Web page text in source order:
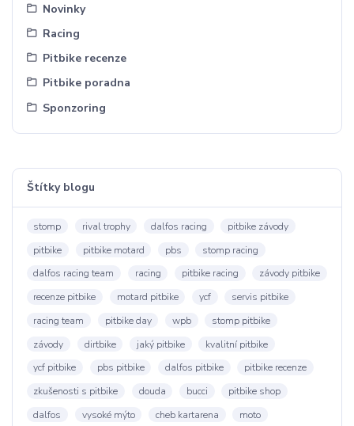
Novinky
Racing
Pitbike recenze
Pitbike poradna
Sponzoring
Štítky blogu
stomp rival trophy dalfos racing
pitbike závody
pitbike
pitbike motard pbs
stomp racing
dalfos racing team
racing pitbike racing
závody pitbike
recenze pitbike
motard pitbike ycf
servis pitbike
racing team
pitbike day wpb
stomp pitbike
závody
dirtbike jaký pitbike
kvalitní pitbike
ycf pitbike
pbs pitbike dalfos pitbike
pitbike recenze
zkušenosti s pitbike
douda bucci
pitbike shop
dalfos
vysoké mýto cheb kartarena
moto